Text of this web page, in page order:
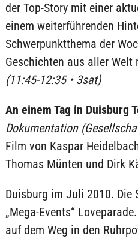
der Top-Story mit einer
einem weiterführenden
Schwerpunktthema der
Geschichten aus aller Welt
(11:45-12:35 • 3sat)
An einem Tag in Duisburg
Dokumentation
Film von Kaspar
Thomas Münten und Dirk
Duisburg im Juli 2010. Die
„Mega-Events“
auf dem Weg in den